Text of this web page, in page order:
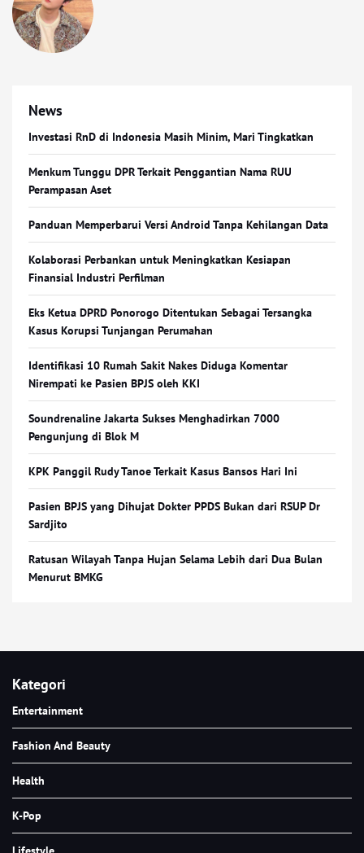
News
Investasi RnD di Indonesia Masih Minim, Mari Tingkatkan
Menkum Tunggu DPR Terkait Penggantian Nama RUU
Perampasan Aset
Panduan Memperbarui Versi Android Tanpa Kehilangan Data
Kolaborasi Perbankan untuk Meningkatkan Kesiapan
Finansial Industri Perfilman
Eks Ketua DPRD Ponorogo Ditentukan Sebagai Tersangka
Kasus Korupsi Tunjangan Perumahan
Identifikasi 10 Rumah Sakit Nakes Diduga Komentar
Nirempati ke Pasien BPJS oleh KKI
Soundrenaline Jakarta Sukses Menghadirkan 7000
Pengunjung di Blok M
KPK Panggil Rudy Tanoe Terkait Kasus Bansos Hari Ini
Pasien BPJS yang Dihujat Dokter PPDS Bukan dari RSUP Dr
Sardjito
Ratusan Wilayah Tanpa Hujan Selama Lebih dari Dua Bulan
Menurut BMKG
Kategori
Entertainment
Fashion And Beauty
Health
K-Pop